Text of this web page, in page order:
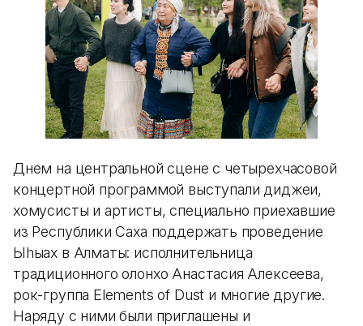
Днем на центральной сцене с четырехчасовой
концертной программой выступали диджеи,
хомусисты и артисты, специально приехавшие
из Республики Саха поддержать проведение
Ыhыах в Алматы: исполнительница
традиционного олонхо Анастасия Алексеева,
рок-группа Elements of Dust и многие другие.
Наряду с ними были приглашены и